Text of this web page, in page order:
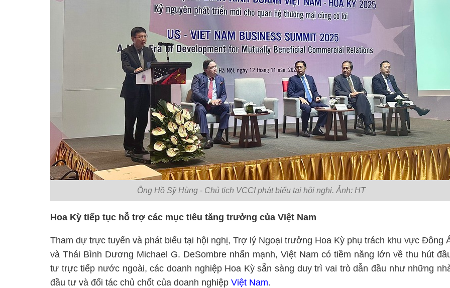
Ông Hồ Sỹ Hùng - Chủ tịch VCCI phát biểu tại hội nghị. Ảnh: HT
Hoa Kỳ tiếp tục hỗ trợ các mục tiêu tăng trưởng của Việt Nam
Tham dự trực tuyến và phát biểu tại hội nghị, Trợ lý Ngoại trưởng Hoa Kỳ phụ trách khu vực Đông
và Thái Bình Dương Michael G. DeSombre nhấn mạnh, Việt Nam có tiềm năng lớn về thu hút
tư trực tiếp nước ngoài, các doanh nghiệp Hoa Kỳ sẵn sàng duy trì vai trò dẫn đầu như những
đầu tư và đối tác chủ chốt của doanh nghiệp Việt Nam.